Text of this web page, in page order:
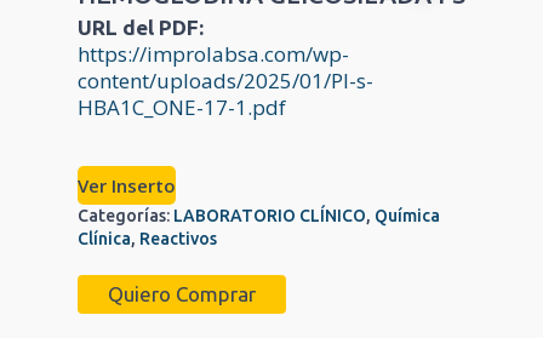
URL del PDF:
https://improlabsa.com/wp-
content/uploads/2025/01/PI-s-
HBA1C_ONE-17-1.pdf
Ver Inserto
Categorías: LABORATORIO CLÍNICO, Química
Clínica, Reactivos
Quiero Comprar